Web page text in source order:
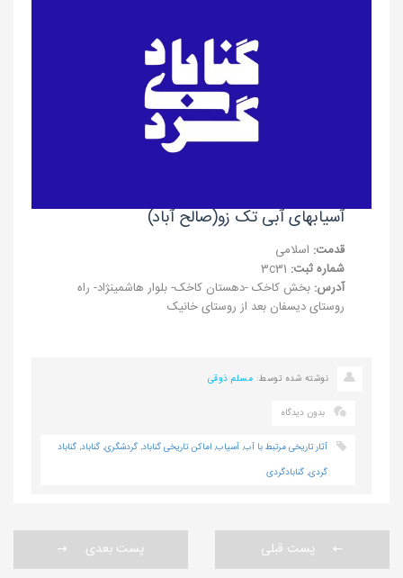
آسیابهای آبی تک زو(صالح آباد)
قدمت: اسلامی
شماره ثبت:
آدرس: بخش کاخک -دهستان کاخک- بلوار هاشمینژاد- راه
روستای دیسفان بعد از روستای خانیک
نوشته شده توسط: مسلم ذوقی
بدون دیدگاه
آثار تاریخی مرتبط با آب, آسیاب, اماکن تاریخی گناباد, گردشگری, گناباد, گناباد
گردی, گنابادگردی
پست قبلی پست بعدی